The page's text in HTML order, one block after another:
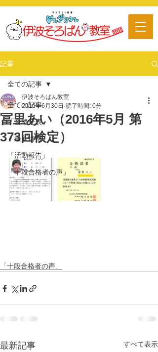
記事
全ての記事
「合格発表」
「最新情報」
「活動報告」
「十段合格者の声」
全ての記事
冨里あい（2016年5月 第
373回検定）
伊波そろばん教室
2016年6月30日 読了時間: 0分
「十段合格者の声」
最新記事 すべて表示